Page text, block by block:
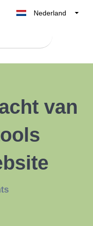
Nederland
België
España
van